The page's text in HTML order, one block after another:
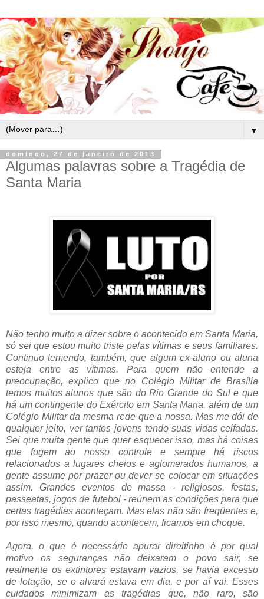
▼
domingo, 27 de janeiro de 2013
Algumas palavras sobre a Tragédia de
Santa Maria
Não tenho muito a dizer sobre o acontecido em Santa Maria,
só sei que estou muito triste pelas vítimas e seus familiares.
Continuo temendo, também, que algum ex-aluno ou aluna
esteja entre as vítimas. Para quem não entende a
preocupação, explico que no Colégio Militar de Brasília
temos muitos alunos que são do Rio Grande do Sul e que
há um contingente do Exército em Santa Maria, além de um
Colégio Militar da mesma rede que a nossa. Mas me dói de
qualquer jeito, ver tantos jovens tendo suas vidas ceifadas.
Sei que muita gente que quer esquecer isso, mas há coisas
que fogem ao nosso controle e sempre há riscos
relacionados a lugares cheios e aglomerados humanos, a
gente assume por prazer ou dever se colocar em situações
assim. Grandes eventos de massa - religiosos, festas,
passeatas, jogos de futebol - reúnem as condições para que
certas tragédias aconteçam. Mas elas não são freqüentes e,
por isso mesmo, quando acontecem, ficamos em choque.
Agora, o que é necessário apurar direitinho é por qual
motivo os seguranças não deixaram o povo sair, se
realmente os extintores estavam vazios, se havia excesso
de lotação, se o alvará estava em dia, e por aí vai. Esses
cuidados minimizam as tragédias que, não raro, são